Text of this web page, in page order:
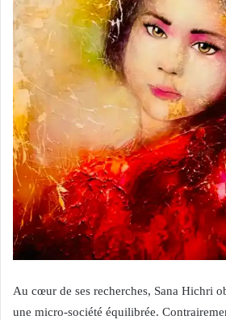
Au cœur de ses recherches, Sana Hichri
une micro-société équilibrée.